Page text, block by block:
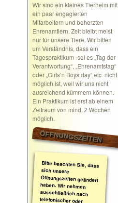
Wir sind ein kleines Tierheim mit
ein paar engagierten
Mitarbeitern und beherzten
Ehrenamtlern. Zeit bleibt meist
nur für unsere Tiere. Wir bitten
um Verständnis, dass ein
Tagespraktikum -sei es „Tag der
Verantwortung“, „Ehrenamtstag“
oder „Girls’n Boys day“ etc. nicht
möglich ist, weil wir uns nicht
ausreichend kümmern können.
Ein Praktikum ist erst ab einem
Zeitraum von mind. 2 Wochen
möglich.
ÖFFNUNGSZEITEN
Bitte beachten Sie, dass
sich unsere
Öffnungszeiten geändert
haben. Wir nehmen
ausschließlich nach
telefonischer oder
schriftlicher Absprache
Termine wahr.
Schreiben Sie gerne ein
Email mit Ihrem